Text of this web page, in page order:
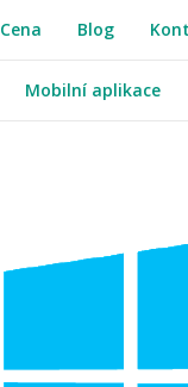
Cena Blog
Mobilní aplikace